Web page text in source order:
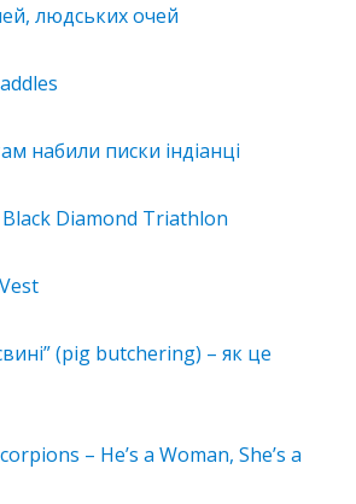
людських очей
набили писки індіанці
Diamond Triathlon
(pig butchering) – як це
– He’s a Woman, She’s a